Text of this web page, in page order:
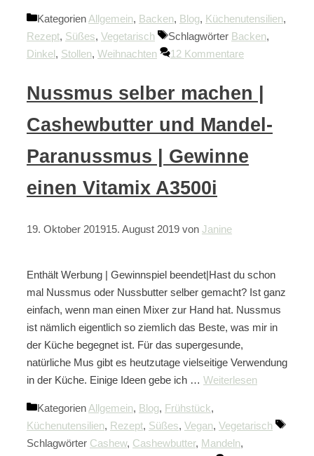
Kategorien Allgemein, Backen, Blog, Küchenutensilien,
Rezept, Süßes, Vegetarisch Schlagwörter Backen,
Dinkel, Stollen, Weihnachten 12 Kommentare
Nussmus selber machen |
Cashewbutter und Mandel-
Paranussmus | Gewinne
einen Vitamix A3500i
19. Oktober 201915. August 2019 von Janine
Enthält Werbung | Gewinnspiel beendet|Hast du schon
mal Nussmus oder Nussbutter selber gemacht? Ist ganz
einfach, wenn man einen Mixer zur Hand hat. Nussmus
ist nämlich eigentlich so ziemlich das Beste, was mir in
der Küche begegnet ist. Für das supergesunde,
natürliche Mus gibt es heutzutage vielseitige Verwendung
in der Küche. Einige Ideen gebe ich … Weiterlesen
Kategorien Allgemein, Blog, Frühstück,
Küchenutensilien, Rezept, Süßes, Vegan, Vegetarisch
Schlagwörter Cashew, Cashewbutter, Mandeln,